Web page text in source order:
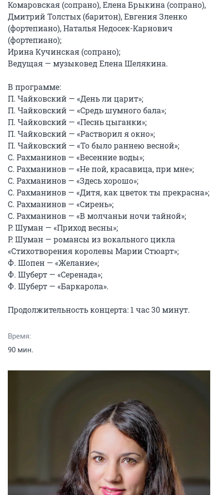
Комаровская (сопрано), Елена Брыкина (сопрано),
Дмитрий Толстых (баритон), Евгения Зленко
(фортепиано), Наталья Недосек-Карнович
(фортепиано);
Ирина Кучинская (сопрано);
Ведущая — музыковед Елена Шелякина.
В программе:
П. Чайковский — «День ли царит»;
П. Чайковский — «Средь шумного бала»;
П. Чайковский — «Песнь цыганки»;
П. Чайковский — «Растворил я окно»;
П. Чайковский — «То было раннею весной»;
С. Рахманинов — «Весенние воды»;
С. Рахманинов — «Не пой, красавица, при мне»;
С. Рахманинов — «Здесь хорошо»;
С. Рахманинов — «Дитя, как цветок ты прекрасна»;
С. Рахманинов — «Сирень»;
С. Рахманинов — «В молчаньи ночи тайной»;
Р. Шуман — «Приход весны»;
Р. Шуман — романсы из вокального цикла
«Стихотворения королевы Марии Стюарт»;
Ф. Шопен — «Желание»;
Ф. Шуберт — «Серенада»;
Ф. Шуберт — «Баркарола».
Продолжительность концерта: 1 час 30 минут.
Время:
90 мин.